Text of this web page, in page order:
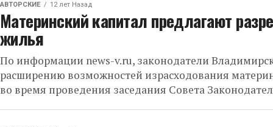
АВТОРСКИЕ 12 лет Назад
Материнский капитал предлагают
жилья
По информации news-v.ru, законодатели
расширению возможностей израсходования
во время проведения заседания Совета